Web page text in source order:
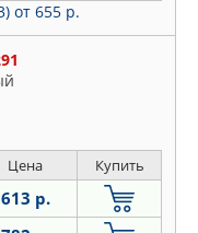
от 655 р.
Цена Купить
613 р.